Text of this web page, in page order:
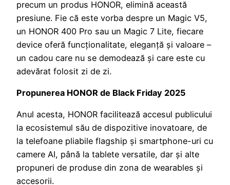
precum un produs HONOR, elimină această
presiune. Fie că este vorba despre un Magic V5,
un HONOR 400 Pro sau un Magic 7 Lite, fiecare
device oferă funcționalitate, eleganță și valoare –
un cadou care nu se demodează și care este cu
adevărat folosit zi de zi.
Propunerea HONOR de Black Friday 2025
Anul acesta, HONOR facilitează accesul publicului
la ecosistemul său de dispozitive inovatoare, de
la telefoane pliabile flagship și smartphone-uri cu
camere AI, până la tablete versatile, dar și alte
propuneri de produse din zona de wearables și
accesorii.